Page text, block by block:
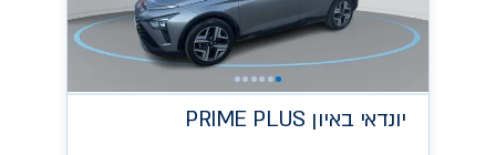
יונדאי PRIME PLUS באיון